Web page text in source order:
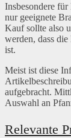
Insbesondere
nur geeignete
Kauf sollte also
werden, dass
ist.
Meist ist diese
aufgebracht.
Auswahl an
Relevante